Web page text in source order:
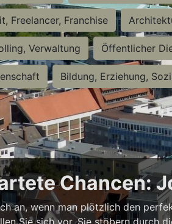
Freelancer, Franchise
Verwaltung Öffentlicher
Bildung, Erziehung,
Chancen:
an, wenn man plötzlich den